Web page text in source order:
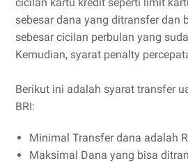
sebesar dana yang ditransfer dan
sebesar cicilan perbulan yang
Kemudian, syarat penalty
Berikut ini adalah syarat transfer
BRI:
Minimal Transfer dana adalah
Maksimal Dana yang bisa